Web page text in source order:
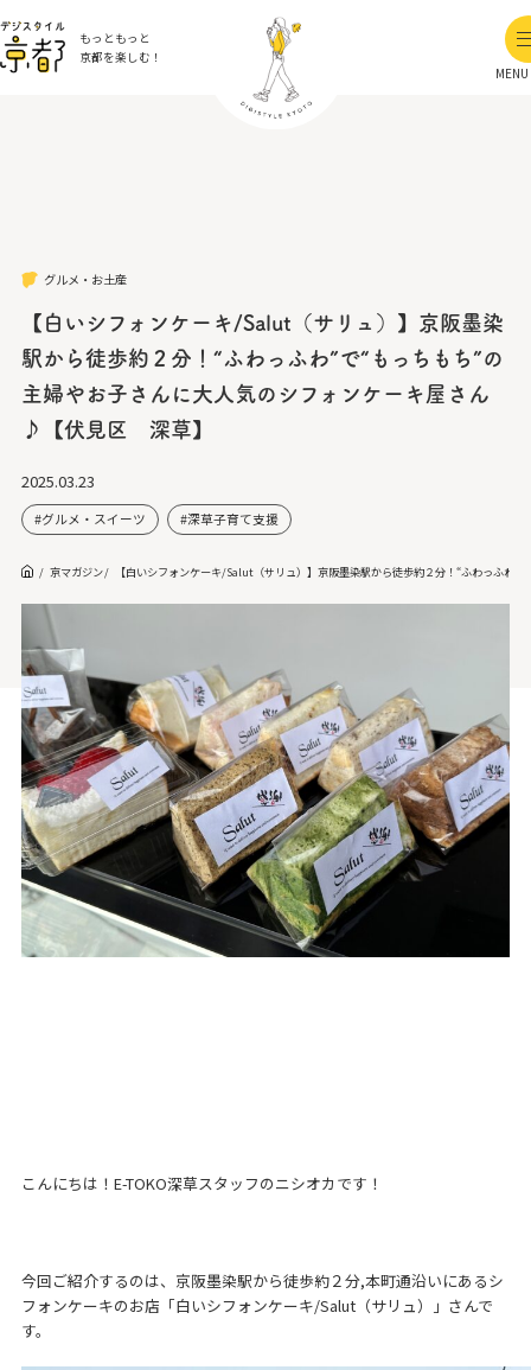
もっともっと
京都を楽しむ！
MENU
グルメ・お土産
【白いシフォンケーキ/Salut（サリュ）】京阪墨染
駅から徒歩約２分！“ふわっふわ”で“もっちもち”の
主婦やお子さんに大人気のシフォンケーキ屋さん
♪【伏見区 深草】
2025.03.23
グルメ・スイーツ 深草子育て支援
京マガジン 【白いシフォンケーキ/Salut（サリュ）】京阪墨染駅から徒歩約２分！“ふわっふ
こんにちは！E-TOKO深草スタッフのニシオカです！
今回ご紹介するのは、京阪墨染駅から徒歩約２分,本町通沿いにあるシ
フォンケーキのお店「白いシフォンケーキ/Salut（サリュ）」さんで
す。